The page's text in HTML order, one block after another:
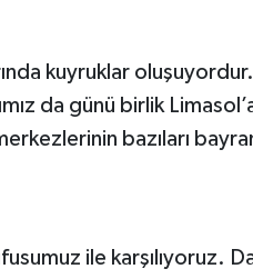
kuyruklar
da günü birlik
bazıları
ile karşılıyoruz.